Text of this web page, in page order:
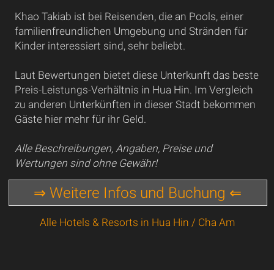
Khao Takiab ist bei Reisenden, die an Pools, einer
familienfreundlichen Umgebung und Stränden für
Kinder interessiert sind, sehr beliebt.
Laut Bewertungen bietet diese Unterkunft das beste
Preis-Leistungs-Verhältnis in Hua Hin. Im Vergleich
zu anderen Unterkünften in dieser Stadt bekommen
Gäste hier mehr für ihr Geld.
Alle Beschreibungen, Angaben, Preise und
Wertungen sind ohne Gewähr!
⇒ Weitere Infos und Buchung ⇐
Alle Hotels & Resorts in Hua Hin / Cha Am